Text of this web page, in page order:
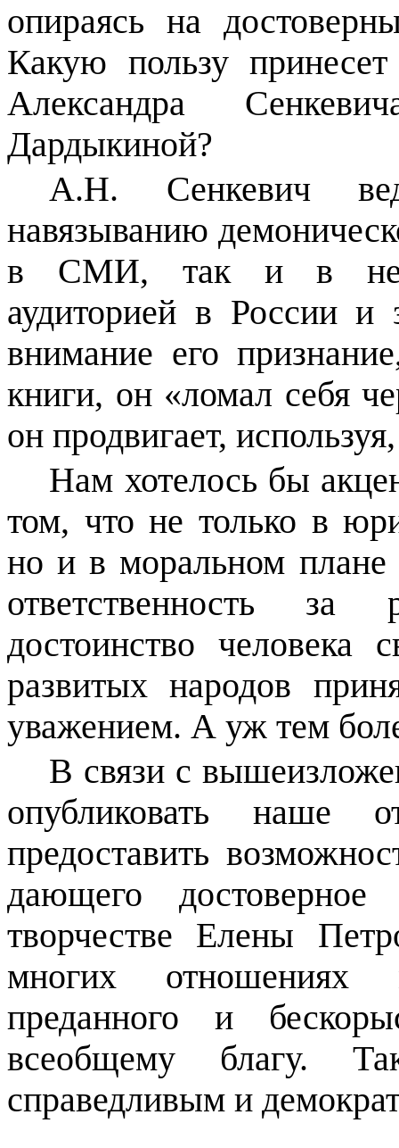
опираясь на
Какую пользу
Александра
Дардыкиной?
А.Н. Сенкевич
навязыванию
в СМИ, так и в
аудиторией в России
внимание его
книги, он «ломал себя
он продвигает,
Нам хотелось бы
том, что не только в
но и в моральном плане
ответственность за
достоинство
развитых народов
уважением. А уж тем
В связи с
опубликовать наше
предоставить
дающего
творчестве Елены
многих отношениях
преданного и
всеобщему благу.
справедливым и